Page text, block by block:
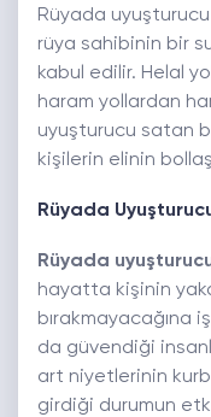
Rüyada
rüya sahibinin bir
kabul edilir. Helal
haram yollardan
uyuşturucu satan
kişilerin elinin
Rüyada
Rüyada
hayatta kişinin
bırakmayacağına
da güvendiği
art niyetlerinin
girdiği durumun